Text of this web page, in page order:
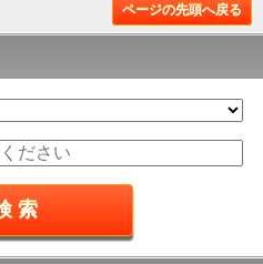
ページの先頭へ戻る